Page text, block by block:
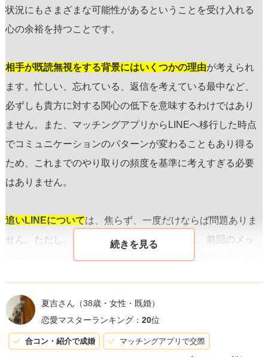
状況にもさまざまな可能性があるということを受け入れる
心の余裕を持つことです。
相手が既読無視をする背景にはいくつかの理由が考えられ
ます。忙しい、忘れている、返信を考えている最中など、
必ずしも貴方に対する関心の低下を意味するわけではあり
ません。また、マッチングアプリからLINEへ移行した時点
でコミュニケーションのパターンが変わることもあり得る
ため、これまでのやり取りの頻度を基準に考えすぎる必要
はありません。
追いLINEについては、焦らず、一度だけならば問題ありま
せん。ただし、「お忙しいところすみません、前回のメッ
セージの続きですが、○○についてあなたのご意見を伺いた
出すか、あるいは新たな話の提案を軽くする形が良いでし
ょう。相手へのプレッシャーを最小限に抑えつつ、コミュ
ニケーションのきっかけを作ることが大切です。
夏吉さん （38歳・女性・既婚）
恋愛マスターランキング： 20位
合コン・紹介で成婚 マッチングアプリで交際